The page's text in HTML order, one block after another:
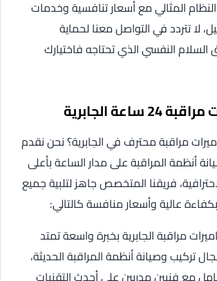
المثالي مع أسعار تنافسية وخدمات
تتردد في التواصل معنا لحماية
النفسي الذي تحتاجه فاختيارك
ساعة الجابرية
مراقبة محترف في الجابرية؟ نحن نقدم
أنظمة المراقبة على مدار الساعة بأعلى
فريقنا المتخصص جاهز لتلبية جميع
بكفاءة عالية وأسعار منافسة كالتالي:
مراقبة الجابرية بخبرة واسعة تمتد
تركيب وصيانة أنظمة المراقبة الحديثة،
مع فنيين مدربين على أحدث التقنيات